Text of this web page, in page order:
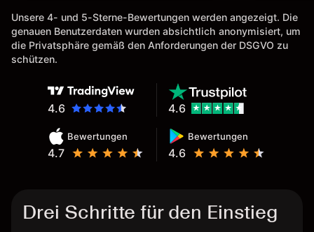
möglich. Berichte, Auszüge OK.
Eine Diagrammfunktion wie es
bei Naga ist wäre
Unsere 4- und 5-Sterne-Bewertungen werden angezeigt. Die
genauen Benutzerdaten wurden absichtlich anonymisiert, um
die Privatsphäre gemäß den Anforderungen der DSGVO zu
schützen.
4.6
Bewertungen
4.7
Bewertungen
4.6
4.6
Drei Schritte für den Einstieg